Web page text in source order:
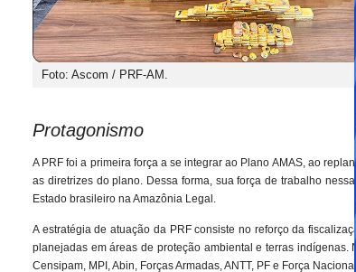
Foto: Ascom / PRF-AM.
Protagonismo
A PRF foi a primeira força a se integrar ao Plano AMAS, ao
as diretrizes do plano. Dessa forma, sua força de trabalho
Estado brasileiro na Amazônia Legal.
A estratégia de atuação da PRF consiste no reforço da
planejadas em áreas de proteção ambiental e terras
Censipam, MPI, Abin, Forças Armadas, ANTT, PF e Força Nacional.